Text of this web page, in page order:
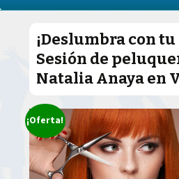
¡Deslumbra con
Sesión de
Natalia Anaya en
¡Oferta!